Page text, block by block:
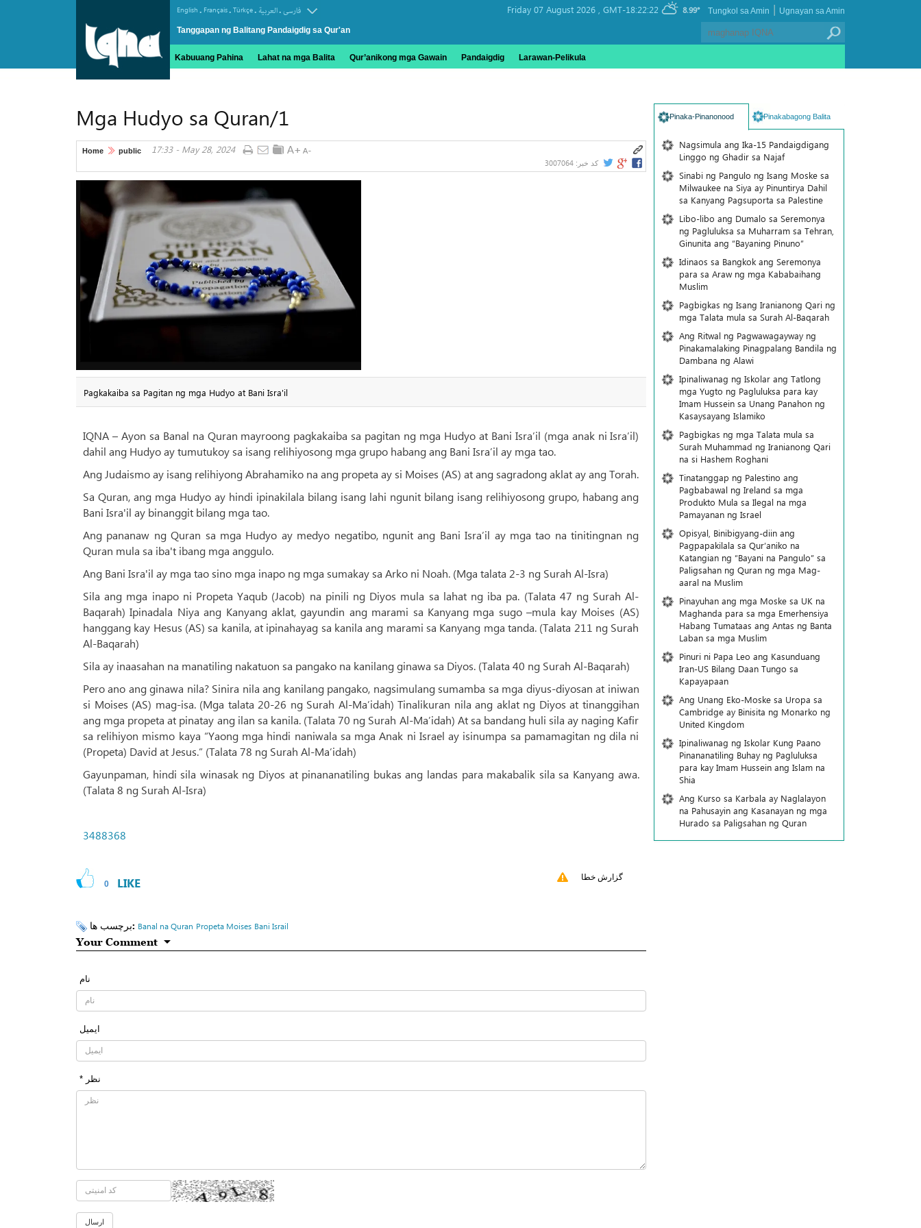
English . Français. Türkçe. العربیة.فارسی
Tanggapan ng Balitang Pandaigdig sa Qur'an
Friday 07 August 2026 , GMT-18:22:22 8.99° Ugnayan sa Amin
|
Tungkol sa Amin
Kabuuang Pahina Lahat na mga Balita Qur’anikong mga Gawain Pandaigdig Larawan-Pelikula
Mga Hudyo sa Quran/1
Home public 17:33 - May 28, 2024
کد خبر:3007064
Pagkakaiba sa Pagitan ng mga Hudyo at Bani Isra'il
IQNA – Ayon sa Banal na Quran mayroong pagkakaiba sa pagitan ng mga Hudyo at Bani Isra’il (mga anak ni Isra’il)
dahil ang Hudyo ay tumutukoy sa isang relihiyosong mga grupo habang ang Bani Isra’il ay mga tao.
Ang Judaismo ay isang relihiyong Abrahamiko na ang propeta ay si Moises (AS) at ang sagradong aklat ay ang Torah.
Sa Quran, ang mga Hudyo ay hindi ipinakilala bilang isang lahi ngunit bilang isang relihiyosong grupo, habang ang
Bani Isra'il ay binanggit bilang mga tao.
Ang pananaw ng Quran sa mga Hudyo ay medyo negatibo, ngunit ang Bani Isra’il ay mga tao na tinitingnan ng
Quran mula sa iba't ibang mga anggulo.
Ang Bani Isra'il ay mga tao sino mga inapo ng mga sumakay sa Arko ni Noah. (Mga talata 2-3 ng Surah Al-Isra)
Sila ang mga inapo ni Propeta Yaqub (Jacob) na pinili ng Diyos mula sa lahat ng iba pa. (Talata 47 ng Surah Al-
Baqarah) Ipinadala Niya ang Kanyang aklat, gayundin ang marami sa Kanyang mga sugo –mula kay Moises (AS)
hanggang kay Hesus (AS) sa kanila, at ipinahayag sa kanila ang marami sa Kanyang mga tanda. (Talata 211 ng Surah
Al-Baqarah)
Sila ay inaasahan na manatiling nakatuon sa pangako na kanilang ginawa sa Diyos. (Talata 40 ng Surah Al-Baqarah)
Pero ano ang ginawa nila? Sinira nila ang kanilang pangako, nagsimulang sumamba sa mga diyus-diyosan at iniwan
si Moises (AS) mag-isa. (Mga talata 20-26 ng Surah Al-Ma’idah) Tinalikuran nila ang aklat ng Diyos at tinanggihan
ang mga propeta at pinatay ang ilan sa kanila. (Talata 70 ng Surah Al-Ma’idah) At sa bandang huli sila ay naging Kafir
sa relihiyon mismo kaya “Yaong mga hindi naniwala sa mga Anak ni Israel ay isinumpa sa pamamagitan ng dila ni
(Propeta) David at Jesus.” (Talata 78 ng Surah Al-Ma’idah)
Gayunpaman, hindi sila winasak ng Diyos at pinananatiling bukas ang landas para makabalik sila sa Kanyang awa.
(Talata 8 ng Surah Al-Isra)
3488368
0 LIKE گزارش خطا
برچسب ها: Banal na Quran Propeta Moises Bani Israil
Your Comment
نام
ایمیل
* نظر
Pinaka-Pinanonood Pinakabagong Balita
Nagsimula ang Ika-15 Pandaigdigang
Linggo ng Ghadir sa Najaf
Sinabi ng Pangulo ng Isang Moske sa
Milwaukee na Siya ay Pinuntirya Dahil
sa Kanyang Pagsuporta sa Palestine
Libo-libo ang Dumalo sa Seremonya
ng Pagluluksa sa Muharram sa Tehran,
Ginunita ang “Bayaning Pinuno”
Idinaos sa Bangkok ang Seremonya
para sa Araw ng mga Kababaihang
Muslim
Pagbigkas ng Isang Iranianong Qari ng
mga Talata mula sa Surah Al-Baqarah
Ang Ritwal ng Pagwawagayway ng
Pinakamalaking Pinagpalang Bandila ng
Dambana ng Alawi
Ipinaliwanag ng Iskolar ang Tatlong
mga Yugto ng Pagluluksa para kay
Imam Hussein sa Unang Panahon ng
Kasaysayang Islamiko
Pagbigkas ng mga Talata mula sa
Surah Muhammad ng Iranianong Qari
na si Hashem Roghani
Tinatanggap ng Palestino ang
Pagbabawal ng Ireland sa mga
Produkto Mula sa Ilegal na mga
Pamayanan ng Israel
Opisyal, Binibigyang-diin ang
Pagpapakilala sa Qur’aniko na
Katangian ng “Bayani na Pangulo” sa
Paligsahan ng Quran ng mga Mag-
aaral na Muslim
Pinayuhan ang mga Moske sa UK na
Maghanda para sa mga Emerhensiya
Habang Tumataas ang Antas ng Banta
Laban sa mga Muslim
Pinuri ni Papa Leo ang Kasunduang
Iran-US Bilang Daan Tungo sa
Kapayapaan
Ang Unang Eko-Moske sa Uropa sa
Cambridge ay Binisita ng Monarko ng
United Kingdom
Ipinaliwanag ng Iskolar Kung Paano
Pinananatiling Buhay ng Pagluluksa
para kay Imam Hussein ang Islam na
Shia
Ang Kurso sa Karbala ay Naglalayon
na Pahusayin ang Kasanayan ng mga
Hurado sa Paligsahan ng Quran